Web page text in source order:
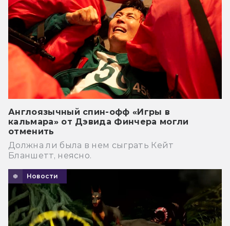
Англоязычный спин-офф «Игры в
кальмара» от Дэвида Финчера могли
отменить
Должна ли была в нем сыграть Кейт
Бланшетт, неясно.
Новости